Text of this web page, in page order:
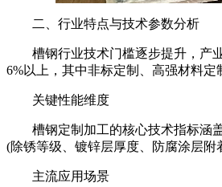
二、行业特点与技术参数分析
槽钢行业技术门槛逐步提升，产业
6%以上，其中非标定制、高强材料
关键性能维度
槽钢定制加工的核心技术指标涵盖
(除锈等级、镀锌层厚度、防腐涂层
主流应用场景